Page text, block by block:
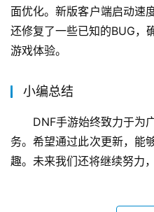
面优化。新版客户端启动速
还修复了一些已知的BUG，
游戏体验。
小编总结
DNF手游始终致力于为
务。希望通过此次更新，能
趣。未来我们还将继续努力